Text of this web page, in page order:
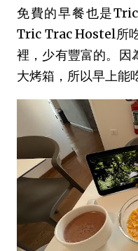
免費的早餐也是
Tric Trac Hostel所
裡，少有豐富的。因
大烤箱，所以早上能